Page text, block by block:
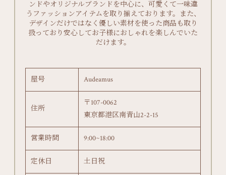
ンドやオリジナルブランドを中心に、可愛くて一味違
うファッションアイテムを取り揃えております。また、
デザインだけではなく優しい素材を使った商品も取り
扱っており安心してお子様におしゃれを楽しんでいた
だけます。
屋号 Audeamus
住所
〒107-0062
東京都港区南青山2-2-15
営業時間 9:00~18:00
定休日 土日祝